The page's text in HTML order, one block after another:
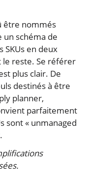
être nommés
un schéma de
SKUs en deux
le reste. Se référer
plus clair. De
destinés à être
planner,
parfaitement
sont « unmanaged